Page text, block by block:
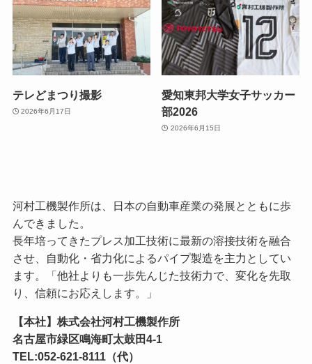
テレどまつり撮影
2026年6月17日
愛知東邦大学女子サッカー
部2026
2026年6月15日
河村工機製作所は、日本の自動車産業の発展とともに歩
んできました。
長年培ってきたプレス加工技術に最新の溶接技術を融合
させ、自動化・省力化によるパイプ製造を主力としてい
ます。「他社よりも一歩先んじた技術力で、変化を先取
り、信頼にお応えします。」
【本社】株式会社河村工機製作所
名古屋市緑区鳴海町太鼓田4-1
TEL:052-621-8111（代）